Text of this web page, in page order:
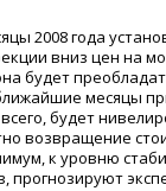
2008 года
вниз цен на
будет
месяцы
всего, будет
возвращение
к уровню
прогнозируют